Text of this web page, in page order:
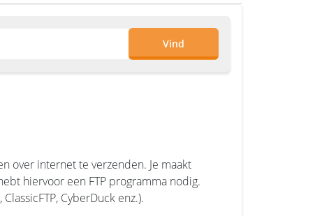
Vind
over internet te verzenden. Je maakt
hiervoor een FTP programma nodig.
CyberDuck enz.).